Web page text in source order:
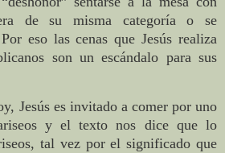
de su misma categoría o se
eso las cenas que Jesús realiza
son un escándalo para sus
Jesús es invitado a comer por uno
y el texto nos dice que lo
tal vez por el significado que